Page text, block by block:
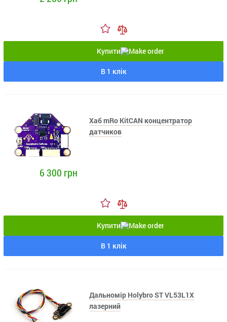
Купити
В 1 клік
Хаб mRo KitCAN концентратор
датчиков
6 300 грн
Купити
В 1 клік
Дальномір Holybro ST VL53L1X
лазерний